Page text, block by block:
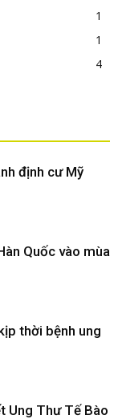
1
1
4
định cư Mỹ
Quốc vào mùa
thời bệnh ung
Ung Thư Tế Bào